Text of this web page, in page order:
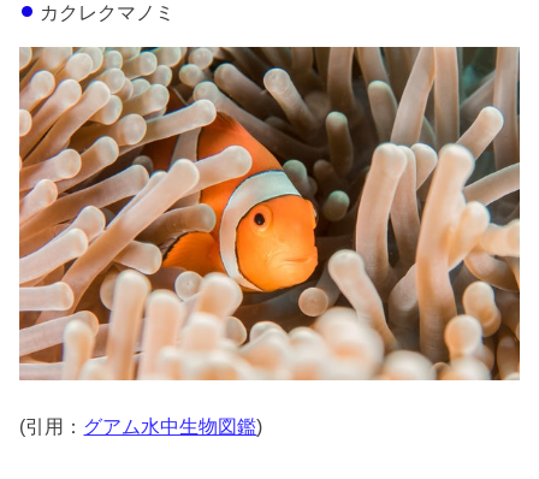
カクレクマノミ
(引用： グアム水中生物図鑑)